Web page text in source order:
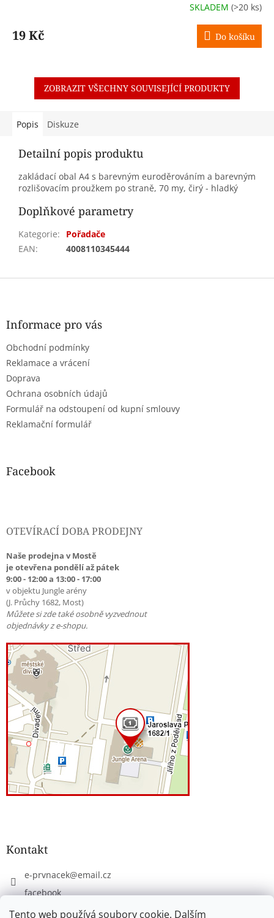
Tento web používá soubory cookie. Dalším
SKLADEM (>20 ks)
19 Kč Do košíku
ZOBRAZIT VŠECHNY SOUVISEJÍCÍ PRODUKTY
Popis Diskuze
Detailní popis produktu
zakládací obal A4 s barevným euroděrováním a barevným
rozlišovacím proužkem po straně, 70 my, čirý - hladký
Doplňkové parametry
Kategorie:
Pořadače
EAN: 4008110345444
Z
Informace pro vás
Obchodní podmínky
Reklamace a vrácení
Doprava
Ochrana osobních údajů
Formulář na odstoupení od kupní smlouvy
Reklamační formulář
Facebook
OTEVÍRACÍ DOBA PRODEJNY
Naše prodejna v Mostě
je otevřena pondělí až pátek
9:00 - 12:00 a 13:00 - 17:00
v objektu Jungle arény
(J. Průchy 1682, Most)
Můžete si zde také osobně vyzvednout
objednávky z e-shopu.
Kontakt
e-prvnacek@email.cz
facebook
eprvnacek